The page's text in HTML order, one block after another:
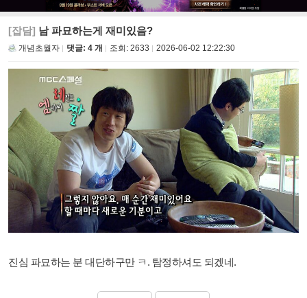
[잡담] 남 파묘하는게 재미있음?
개념초월자 댓글: 4 개 조회: 2633 2026-06-02 12:22:30
진심 파묘하는 분 대단하구만 ㅋ. 탐정하셔도 되겠네.